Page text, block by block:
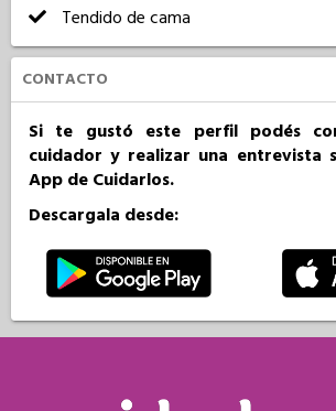
Tendido de cama
CONTACTO
Si te gustó este perfil podés
cuidador y realizar una entrevista
App de Cuidarlos.
Descargala desde: